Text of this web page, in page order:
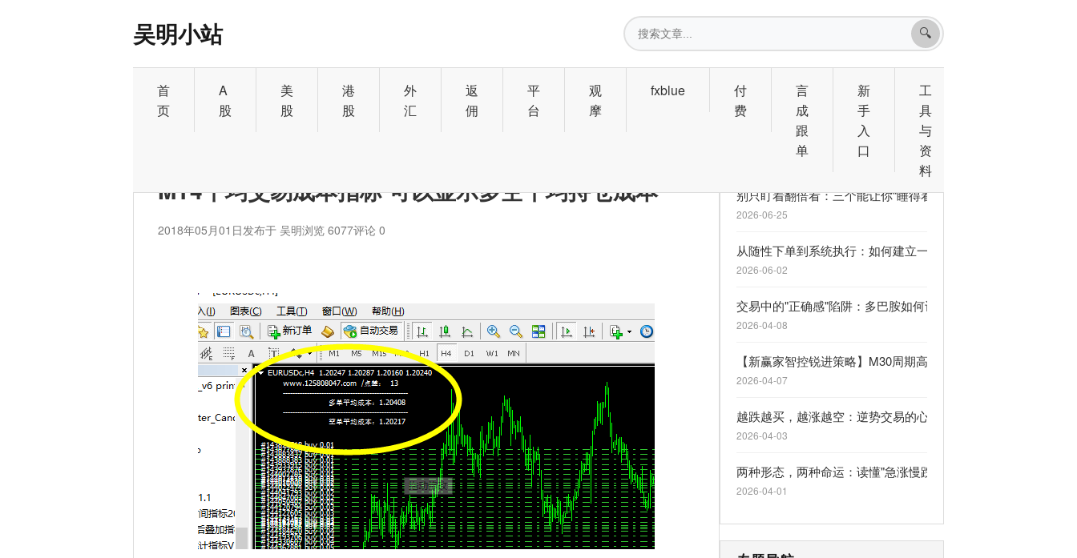
吴明小站
搜
索
🔍
首
页
A
股
美
股
港
股
外
汇
返
佣
平
台
观
摩
fxblue
付
费
言
成
跟
单
新
手
入
口
工
具
与
资
料
MT4平均交易成本指标 可以显示多空平均持仓成本
2018年05月01日发布于 吴明浏览 6077评论 0
别只盯着翻倍看：三个能让你“睡得着觉”的 MQL5 信号
2026-06-25
从随性下单到系统执行：如何建立一套救命的交易计划
2026-06-02
交易中的"正确感"陷阱：多巴胺如何让你逆势上瘾
2026-04-08
【新赢家智控锐进策略】M30周期高胜率一单一结，自适应行
2026-04-07
越跌越买，越涨越空：逆势交易的心理陷阱
2026-04-03
两种形态，两种命运：读懂"急涨慢跌"与"急跌慢涨"
2026-04-01